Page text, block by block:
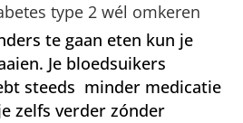
type 2 wél omkeren
te gaan eten kun je
Je bloedsuikers
steeds minder medicatie
zelfs verder zónder